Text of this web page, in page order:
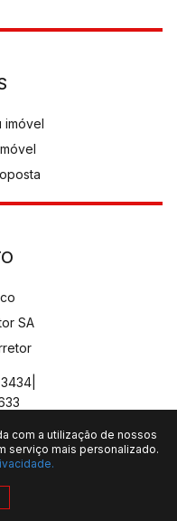
com a utilização de nossos
serviço mais personalizado.
imóvel
SA
|
- CRECI: 968PJ